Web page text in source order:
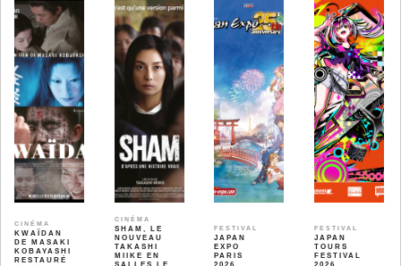
CINÉMA
KWAÏDAN
DE MASAKI
KOBAYASHI
RESTAURÉ
CINÉMA
SHAM, LE
NOUVEAU
TAKASHI
MIIKE EN
FESTIVAL
JAPAN
EXPO
PARIS
FESTIVAL
JAPAN
TOURS
FESTIVAL